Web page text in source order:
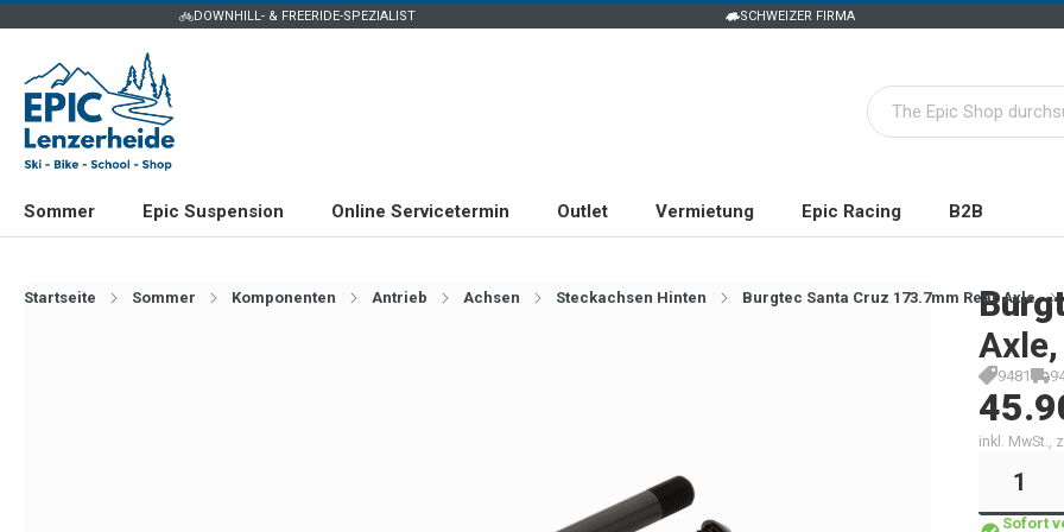
DOWNHILL- & FREERIDE-SPEZIALIST SCHWEIZER FIRMA
Sommer Epic Suspension Online Servicetermin Outlet Vermietung Epic Racing B2B
Startseite Sommer Komponenten Antrieb Achsen Steckachsen Hinten Burgtec Santa Cruz 173.7mm Rear Axle
9481
inkl. MwSt.,
Sofort